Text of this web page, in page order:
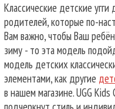
Классические детские
родителей, которые по-
Вам важно, чтобы Ваш
зиму - то эта модель
модель детских
элементами, как другие
в нашем магазине. UGG